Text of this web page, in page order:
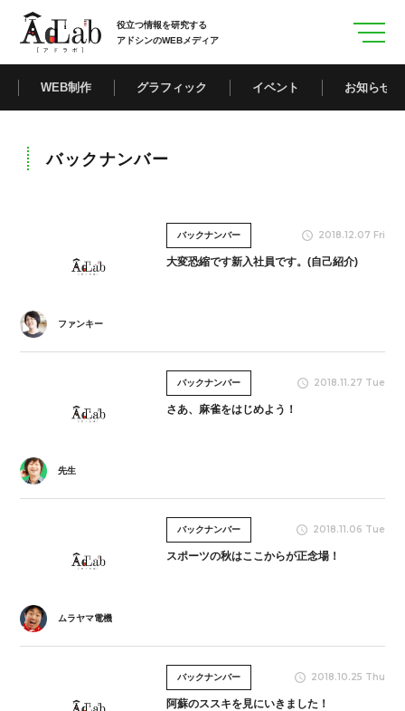
役立つ情報を研究する
アドシンのWEBメディア
WEB制作 グラフィック イベント お知らせ
バックナンバー
バックナンバー 2018.12.07 Fri
大変恐縮です新入社員です。(自己紹介)
ファンキー
バックナンバー 2018.11.27 Tue
さあ、麻雀をはじめよう！
先生
バックナンバー 2018.11.06 Tue
スポーツの秋はここからが正念場！
ムラヤマ電機
バックナンバー 2018.10.25 Thu
阿蘇のススキを見にいきました！